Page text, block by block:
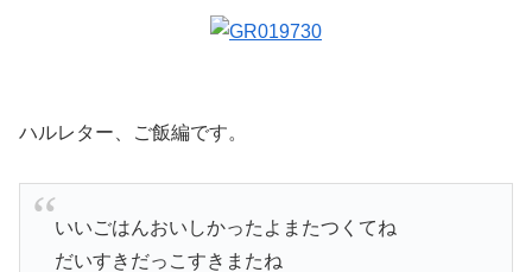
ハルレター、ご飯編です。
いいごはんおいしかったよまたつくてね
だいすきだっこすきまたね